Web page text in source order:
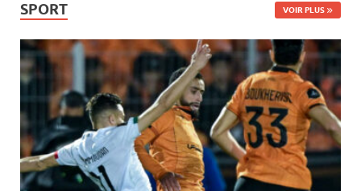
SPORT VOIR PLUS